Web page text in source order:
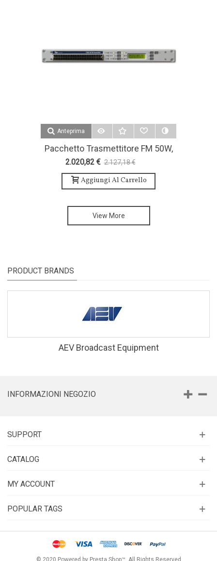
Anteprima
Pacchetto Trasmettitore FM 50W,
Antenna E Accessori-TEKO
Broadcast
2.020,82 € 2.127,18 €
Aggiungi Al Carrello
View More
PRODUCT BRANDS
AEV Broadcast Equipment
INFORMAZIONI NEGOZIO
SUPPORT
CATALOG
MY ACCOUNT
POPULAR TAGS
© 2020 Powered by Presta Shop™. All Rights Reserved